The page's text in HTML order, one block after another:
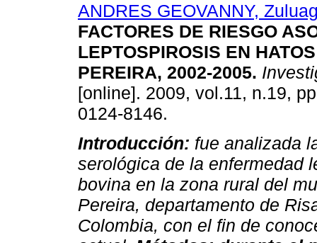
ANDRES GEOVANNY,
FACTORES DE RIESGO
LEPTOSPIROSIS EN
PEREIRA, 2002-2005.
[online]. 2009, vol.11, n.19,
0124-8146.
Introducción: fue analizada
serológica de la enfermedad
bovina en la zona rural del
Pereira, departamento de
Colombia, con el fin de